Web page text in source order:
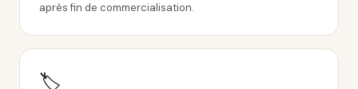
après fin de commercialisation.
🏷️